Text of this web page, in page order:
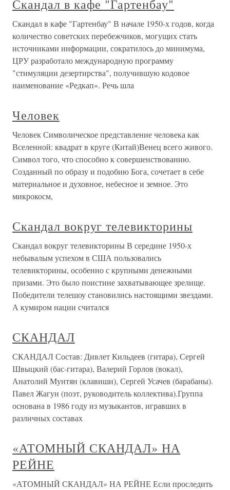
Скандал в кафе "Гартенбау"
Скандал в кафе "Гартенбау" В начале 1950-х годов, когда
количество советских перебежчиков, могущих стать
источниками информации, сократилось до минимума,
ЦРУ разработало международную программу
"стимуляции дезертирства", получившую кодовое
наименование «Редкап». Речь шла
Человек
Человек Символическое представление человека как
Вселенной: квадрат в круге (Китай)Венец всего живого.
Символ того, что способно к совершенствованию.
Созданный по образу и подобию Бога, сочетает в себе
материальное и духовное, небесное и земное. Это
микрокосм,
Скандал вокруг телевикторины
Скандал вокруг телевикторины В середине 1950-х
небывалым успехом в США пользовались
телевикторины, особенно с крупными денежными
призами. Это было поистине захватывающее зрелище.
Победители телешоу становились настоящими звездами.
А кумиром нации считался
СКАНДАЛ
СКАНДАЛ Состав: Дивлет Кильдеев (гитара), Сергей
Швыцкий (бас-гитара), Валерий Горлов (вокал),
Анатолий Мунтян (клавиши), Сергей Усачев (барабаны).
Павел Жагун (поэт, руководитель коллектива).Группа
основана в 1986 году из музыкантов, игравших в
различных составах
«АТОМНЫЙ СКАНДАЛ» НА
РЕЙНЕ
«АТОМНЫЙ СКАНДАЛ» НА РЕЙНЕ Если проследить